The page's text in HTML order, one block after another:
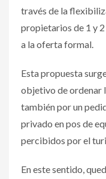
través de la
propietarios de 1 y
a la oferta formal.
Esta propuesta
objetivo de ordenar
también por un
privado en pos de
percibidos por el
En este sentido,